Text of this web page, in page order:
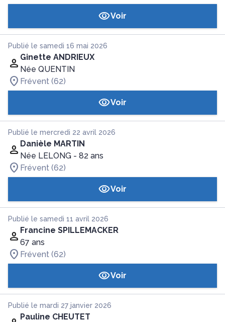
Voir
Publié le samedi 16 mai 2026
Ginette ANDRIEUX
Née QUENTIN
Frévent (62)
Voir
Publié le mercredi 22 avril 2026
Danièle MARTIN
Née LELONG - 82 ans
Frévent (62)
Voir
Publié le samedi 11 avril 2026
Francine SPILLEMACKER
67 ans
Frévent (62)
Voir
Publié le mardi 27 janvier 2026
Pauline CHEUTET